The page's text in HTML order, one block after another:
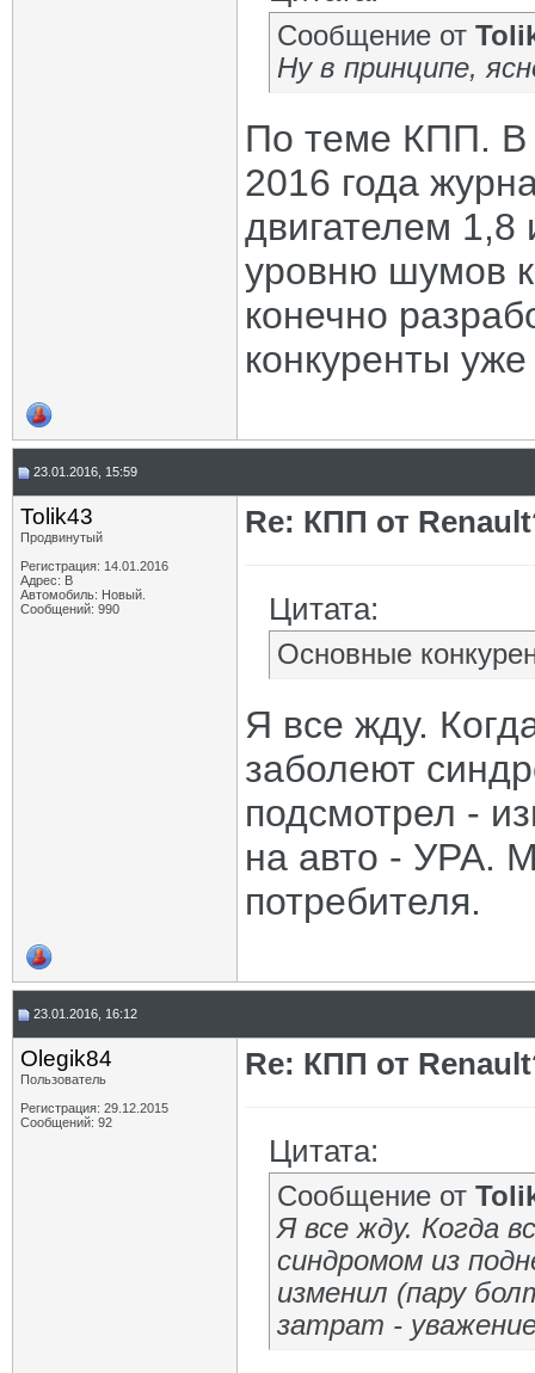
Сообщение от
Ну в принципе,
По теме КПП. В
2016 года
двигателем 1,8
уровню шумов
конечно
конкуренты
23.01.2016, 15:59
Tolik43
Продвинутый
Регистрация: 14.01.2016
Адрес: В
Автомобиль: Новый.
Сообщений: 990
Re: КПП от
Цитата:
Основные
Я все жду.
заболеют
подсмотрел -
на авто - УРА.
потребителя.
23.01.2016, 16:12
Olegik84
Пользователь
Регистрация: 29.12.2015
Сообщений: 92
Re: КПП от
Цитата:
Сообщение от
Я все жду. Когда
синдромом из
изменил (пару
затрат -